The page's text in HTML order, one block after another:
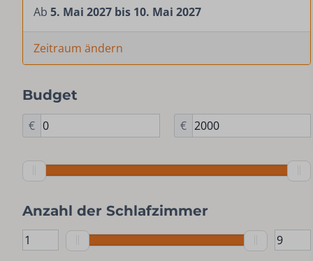
Ab5. Mai 2027 bis 10. Mai 2027
Zeitraum ändern
Budget
€ €
Anzahl der Schlafzimmer